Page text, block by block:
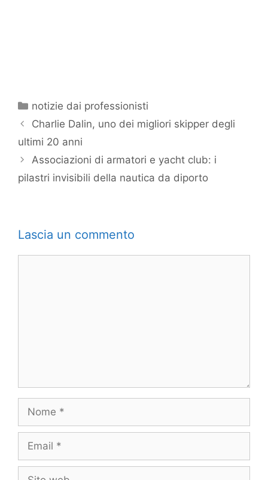
Categorie
notizie dai professionisti
Charlie Dalin, uno dei migliori skipper degli
ultimi 20 anni
Associazioni di armatori e yacht club: i
pilastri invisibili della nautica da diporto
Lascia un commento